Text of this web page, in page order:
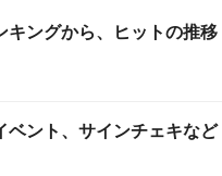
キングから、ヒットの推移
ベント、サインチェキなど